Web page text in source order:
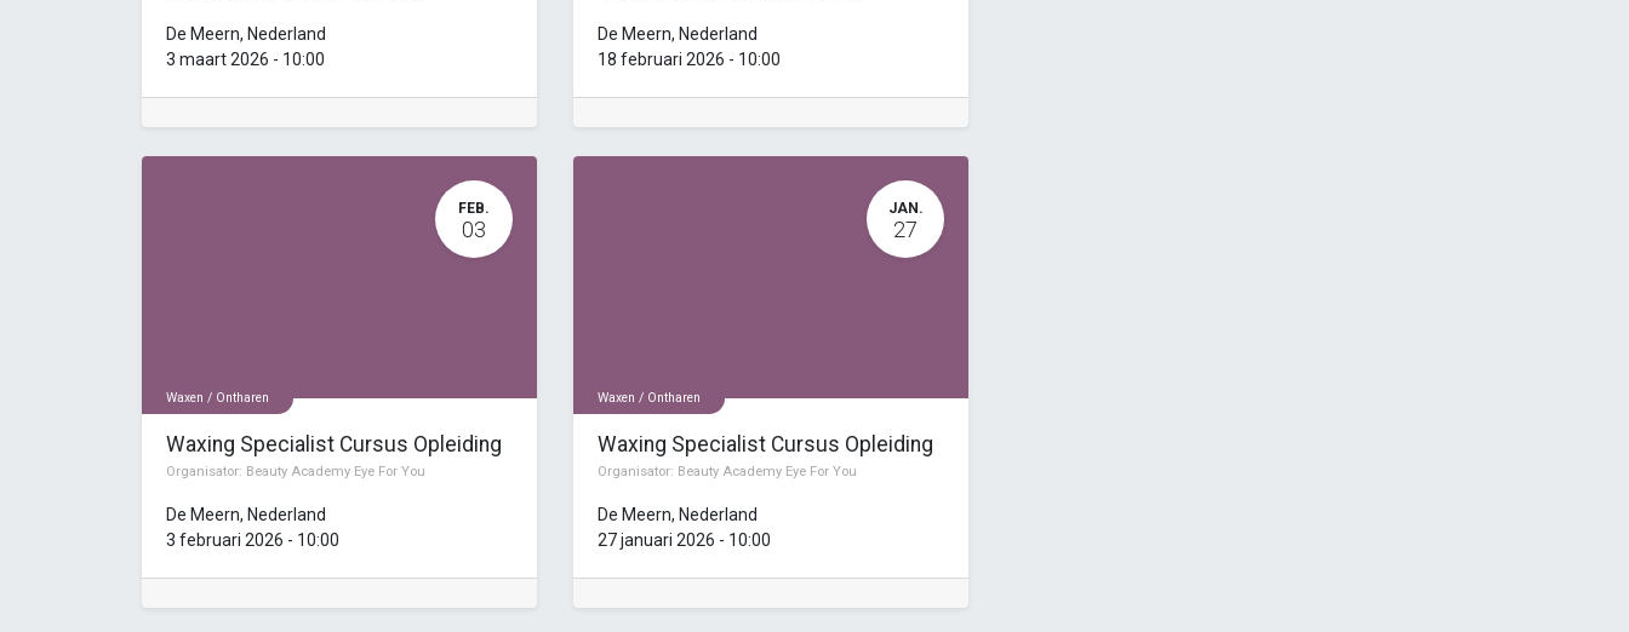
De Meern, Nederland
3 maart 2026 - 10:00
De Meern, Nederland
18 februari 2026 - 10:00
FEB.
03
Waxen / Ontharen
Waxing Specialist Cursus Opleiding
Organisator: Beauty Academy Eye For You
De Meern, Nederland
3 februari 2026 - 10:00
JAN.
27
Waxen / Ontharen
Waxing Specialist Cursus Opleiding
Organisator: Beauty Academy Eye For You
De Meern, Nederland
27 januari 2026 - 10:00